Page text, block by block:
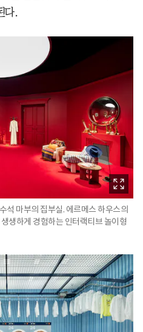
다.
석 마부의 집부실. 에르메스 하우스의
생하게 경험하는 인터랙티브 놀이형